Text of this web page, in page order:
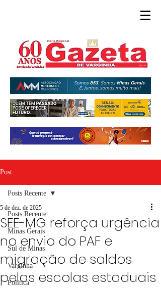
Post
Posts Recente
Minas Gerais
Sul de Minas
Varginha
Política
Posts Recente
SEE-MG reforça urgência
no envio do PAF e
migração de saldos
pelas escolas estaduais
5 de dez. de 2025